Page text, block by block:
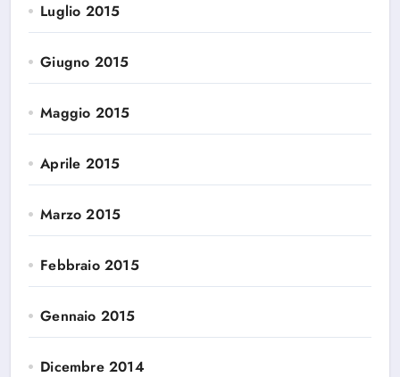
Luglio 2015
Giugno 2015
Maggio 2015
Aprile 2015
Marzo 2015
Febbraio 2015
Gennaio 2015
Dicembre 2014